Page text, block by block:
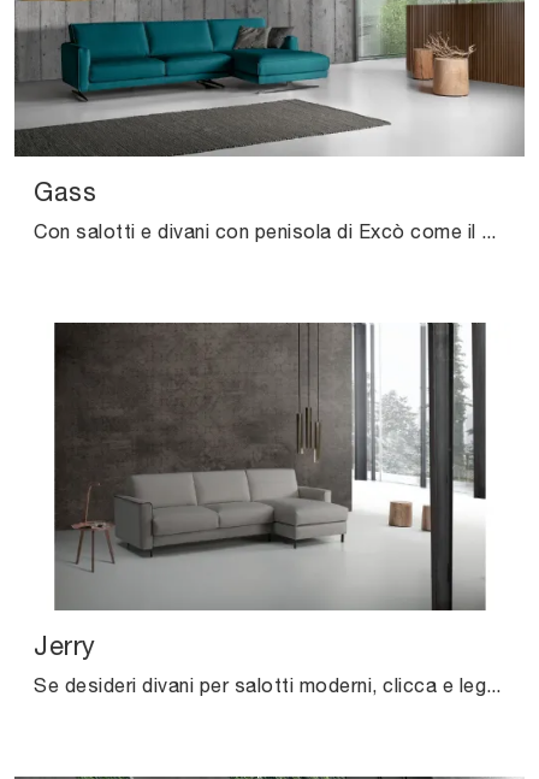
Gass
Con salotti e divani con penisola di Excò come il modello Gass in tessuto, potrai ultimare il tuo progetto d'arredo.
Jerry
Se desideri divani per salotti moderni, clicca e leggi di più sul modello Jerry in tessuto dell'azienda Excò.